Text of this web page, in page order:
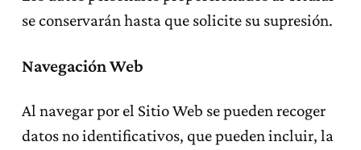
se conservarán hasta que solicite su supresión.
Navegación Web
Al navegar por el Sitio Web se pueden recoger
datos no identificativos, que pueden incluir, la